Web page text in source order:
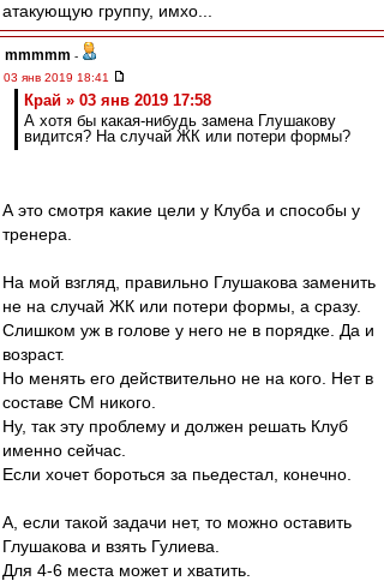
атакующую группу, имхо...
mmmmm -
03 янв 2019 18:41
Край » 03 янв 2019 17:58
А хотя бы какая-нибудь замена Глушакову
видится? На случай ЖК или потери формы?
А это смотря какие цели у Клуба и способы у
тренера.
На мой взгляд, правильно Глушакова заменить
не на случай ЖК или потери формы, а сразу.
Слишком уж в голове у него не в порядке. Да и
возраст.
Но менять его действительно не на кого. Нет в
составе СМ никого.
Ну, так эту проблему и должен решать Клуб
именно сейчас.
Если хочет бороться за пьедестал, конечно.
А, если такой задачи нет, то можно оставить
Глушакова и взять Гулиева.
Для 4-6 места может и хватить.